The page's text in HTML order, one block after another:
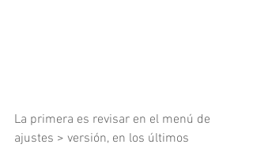
La primera es revisar en el menú de
ajustes > versión, en los últimos